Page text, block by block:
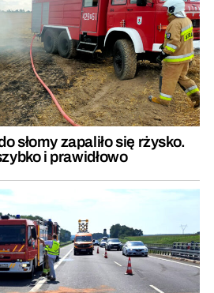
słomy zapaliło się rżysko.
i prawidłowo